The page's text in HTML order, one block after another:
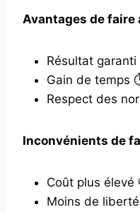
Avantages de faire
Résultat
Gain de temps
Respect des
Inconvénients de
Coût plus élevé
Moins de